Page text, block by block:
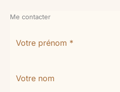
Me contacter